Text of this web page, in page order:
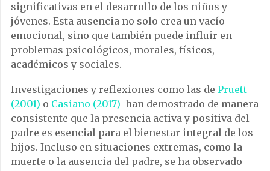
significativas en el desarrollo de los niños y
jóvenes. Esta ausencia no solo crea un vacío
emocional, sino que también puede influir en
problemas psicológicos, morales, físicos,
académicos y sociales.
Investigaciones y reflexiones como las de Pruett
(2001) o Casiano (2017) han demostrado de manera
consistente que la presencia activa y positiva del
padre es esencial para el bienestar integral de los
hijos. Incluso en situaciones extremas, como la
muerte o la ausencia del padre, se ha observado